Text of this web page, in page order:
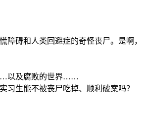
碍和人类回避症的奇怪丧尸。是啊，
……以及腐败的世界……
生能不被丧尸吃掉、顺利破案吗？